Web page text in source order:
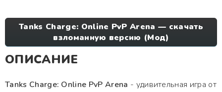
Tanks Charge: Online PvP Arena — скачать
взломанную версию (Мод)
ОПИСАНИЕ
Tanks Charge: Online PvP Arena - удивительная игра от